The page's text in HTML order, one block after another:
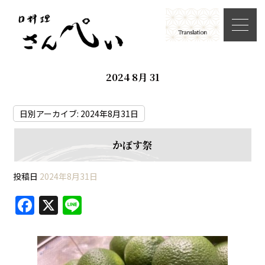
2024 8月 31
日別アーカイブ: 2024年8月31日
かぼす祭
投稿日 2024年8月31日
F
c
X
e